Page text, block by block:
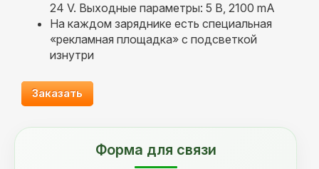
24 V. Выходные параметры: 5 В, 2100 mA
На каждом заряднике есть специальная
«рекламная площадка» с подсветкой
изнутри
Заказать
Форма для связи